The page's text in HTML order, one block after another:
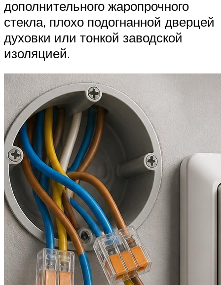
дополнительного жаропрочного
стекла, плохо подогнанной дверцей
духовки или тонкой заводской
изоляцией.